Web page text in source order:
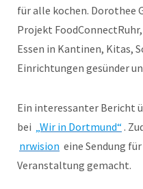
für alle kochen. Dorothee
Projekt
Essen in Kantinen, Kitas,
Einrichtungen gesünder
Ein interessanter Bericht
bei „Wir in Dortmund“ .
nrwision eine Sendung
Veranstaltung gemacht.